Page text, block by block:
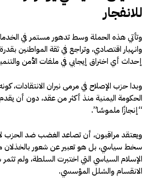
للانفجار
وتأتي هذه الحملة وسط تدهور مستمر في
وانهيار اقتصادي، وتراجع في ثقة المواطنين
إحداث أي اختراق إيجابي في ملفات الأمن
وبدا حزب الإصلاح في مرمى نيران الانتقادات،
الحكومة اليمنية منذ أكثر من عقد، دون أن
“إنجازًا ملموسًا”.
ويعتقد مراقبون، أن تصاعد الغضب ضد الحزب
سخط سياسي، بل هو تعبير عن شعور
الإسلام السياسي التي اختبرت السلطة، ولم
الانقسام والشلل المؤسسي.